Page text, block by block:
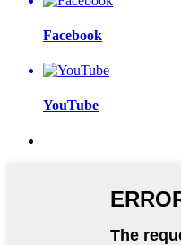
Facebook
YouTube